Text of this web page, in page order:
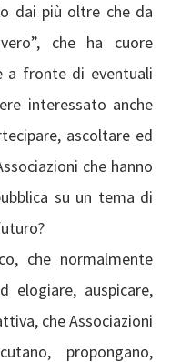
dai più oltre che da
che ha cuore
a fronte di eventuali
interessato anche
ascoltare ed
che hanno
su un tema di
che normalmente
elogiare, auspicare,
che Associazioni
propongano,